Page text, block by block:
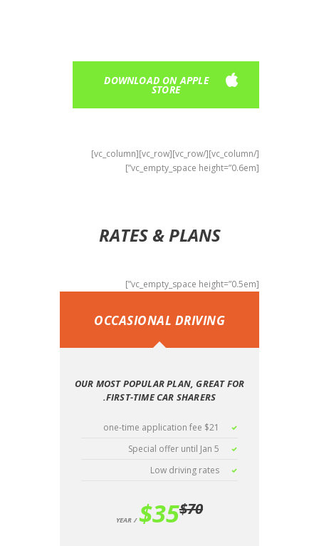
DOWNLOAD ON APPLE
STORE
[/vc_column][/vc_row][vc_row][vc_column]
[vc_empty_space height=”0.6em”]
RATES & PLANS
[vc_empty_space height=”0.5em”]
OCCASIONAL DRIVING
OUR MOST POPULAR PLAN, GREAT FOR
FIRST-TIME CAR SHARERS.
$21 one-time application fee
Special offer until Jan 5
Low driving rates
$70
$35
YEAR